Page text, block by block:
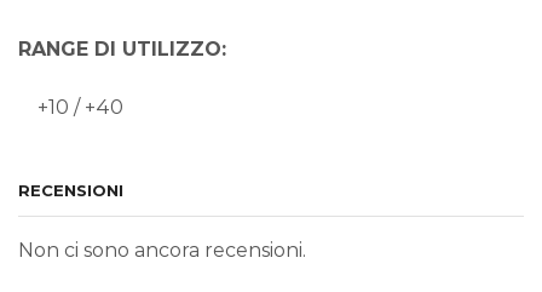
RANGE DI UTILIZZO:
+10 / +40
RECENSIONI
Non ci sono ancora recensioni.